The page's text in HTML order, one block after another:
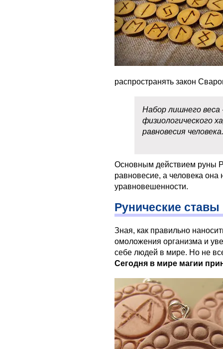
распространять закон
Набор лишнего веса
физиологического
равновесия человека.
Основным действием руны
равновесие, а человека она
уравновешенности.
Рунические ставы
Зная, как правильно
омоложения организма и
себе людей в мире. Но не
Сегодня в мире магии